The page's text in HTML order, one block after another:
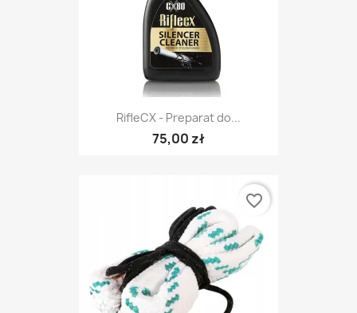
RifleCX - Preparat do...
75,00 zł
favorite_border